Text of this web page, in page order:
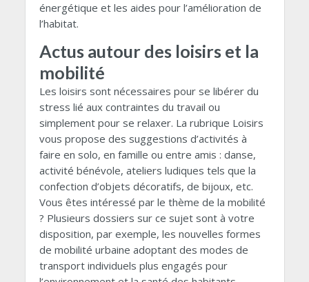
énergétique et les aides pour l’amélioration de
l’habitat.
Actus autour des loisirs et la
mobilité
Les loisirs sont nécessaires pour se libérer du
stress lié aux contraintes du travail ou
simplement pour se relaxer. La rubrique Loisirs
vous propose des suggestions d’activités à
faire en solo, en famille ou entre amis : danse,
activité bénévole, ateliers ludiques tels que la
confection d’objets décoratifs, de bijoux, etc.
Vous êtes intéressé par le thème de la mobilité
? Plusieurs dossiers sur ce sujet sont à votre
disposition, par exemple, les nouvelles formes
de mobilité urbaine adoptant des modes de
transport individuels plus engagés pour